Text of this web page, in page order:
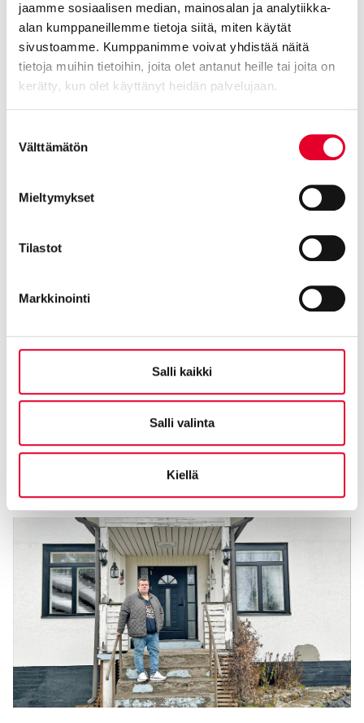
jaamme sosiaalisen median, mainosalan ja analytiikka-
alan kumppaneillemme tietoja siitä, miten käytät
sivustoamme. Kumppanimme voivat yhdistää näitä
tietoja muihin tietoihin, joita olet antanut heille tai joita on
kerätty, kun olet käyttänyt heidän palvelujaan.
valinta
Välttämätön
Mieltymykset
Tilastot
Markkinointi
Salli kaikki
Salli valinta
Kiellä
ikkunaremontteihinjapyydä tarjous
asumismukavuutta – esimerkkinä As Oy Lauttasaarentalo